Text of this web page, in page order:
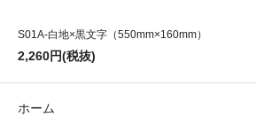
S01A-白地×黒文字（550mm×160mm）
2,260円(税抜)
ホーム